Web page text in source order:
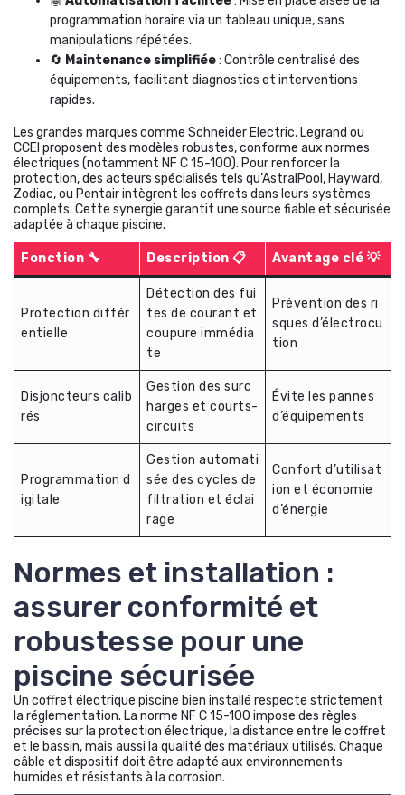
programmation horaire via un tableau unique, sans
manipulations répétées.
🔄 Maintenance simplifiée: Contrôle centralisé des
équipements, facilitant diagnostics et interventions
rapides.
Les grandes marques comme Schneider Electric, Legrand ou
CCEI proposent des modèles robustes, conforme aux normes
électriques (notamment NF C 15-100). Pour renforcer la
protection, des acteurs spécialisés tels qu’AstralPool, Hayward,
Zodiac, ou Pentair intègrent les coffrets dans leurs systèmes
complets. Cette synergie garantit une source fiable et sécurisée
adaptée à chaque piscine.
Fonction 🔧 Description 📋 Avantage clé 💡
Protection différ
entielle
Détection des fui
tes de courant et
coupure immédia
te
Prévention des ri
sques d’électrocu
tion
Disjoncteurs calib
rés
Gestion des surc
harges et courts-
circuits
Évite les pannes
d’équipements
Programmation d
igitale
Gestion automati
sée des cycles de
filtration et éclai
rage
Confort d’utilisat
ion et économie
d’énergie
Normes et installation :
assurer conformité et
robustesse pour une
piscine sécurisée
Un coffret électrique piscine bien installé respecte strictement
la réglementation. La norme NF C 15-100 impose des règles
précises sur la protection électrique, la distance entre le coffret
et le bassin, mais aussi la qualité des matériaux utilisés. Chaque
câble et dispositif doit être adapté aux environnements
humides et résistants à la corrosion.